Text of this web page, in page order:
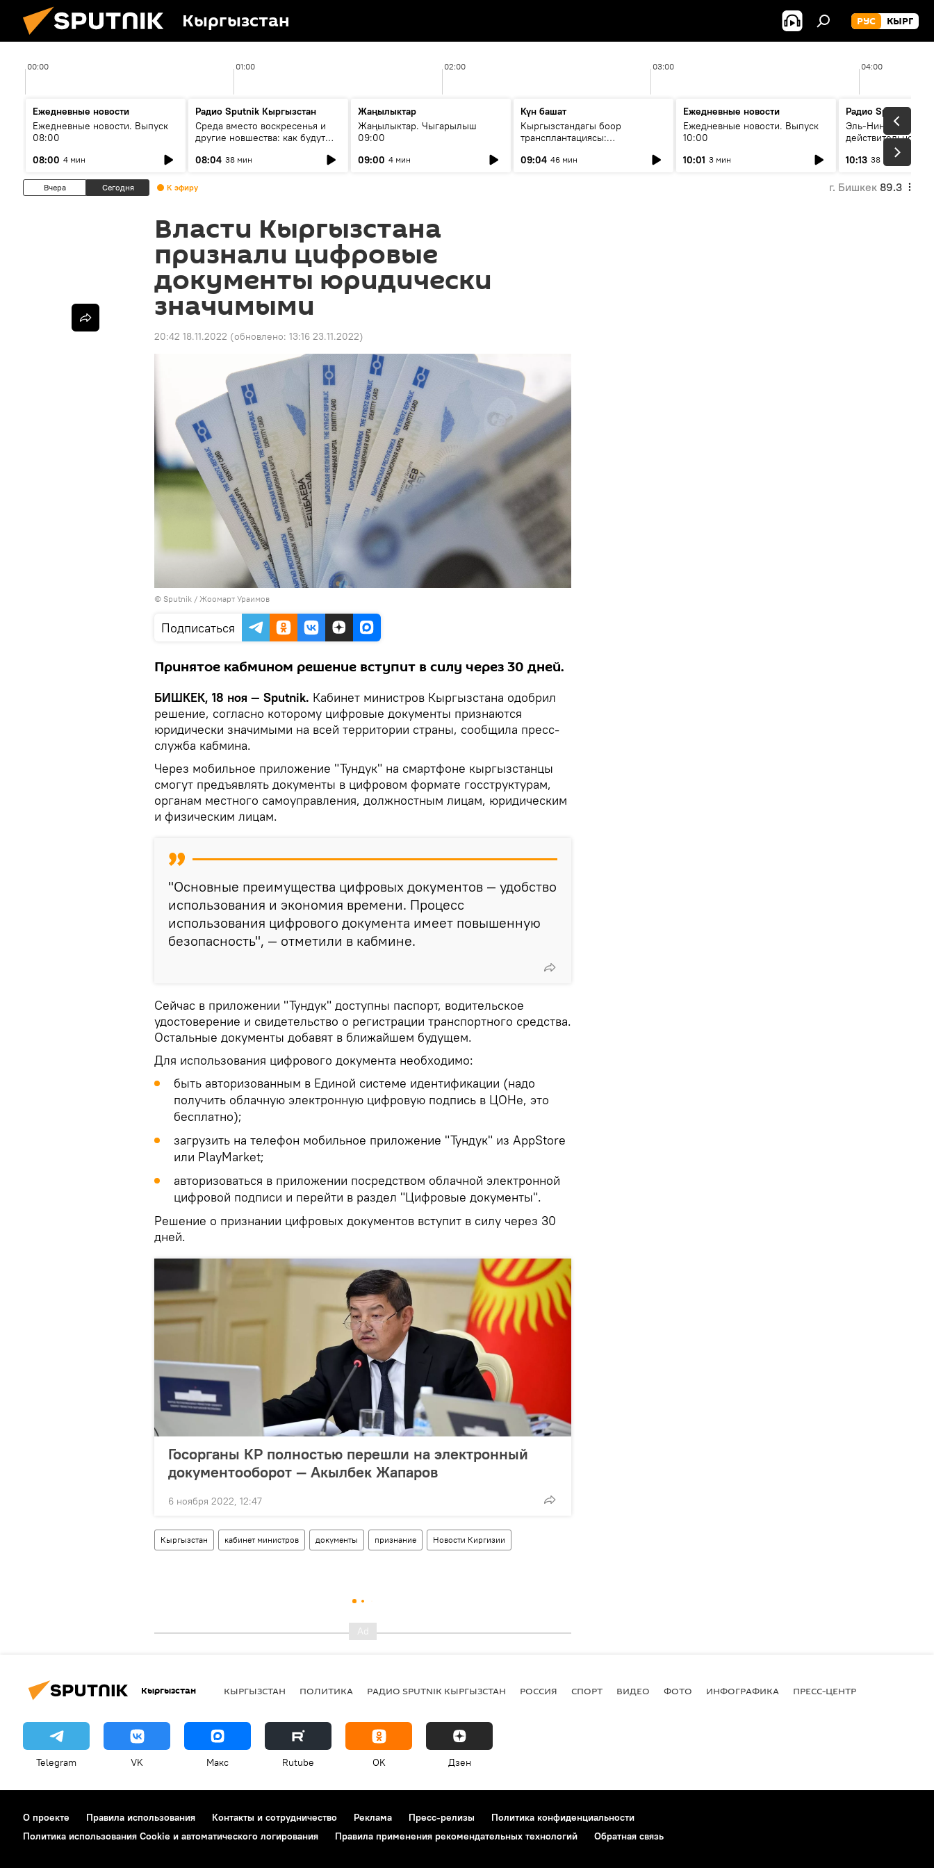
Кыргызстан РУС КЫРГ
00:00 01:00 02:00 03:00 04:00
Ежедневные новости
Ежедневные новости. Выпуск
08:00
08:00 4 мин
Радио Sputnik Кыргызстан
Среда вместо воскресенья и
другие новшества: как будут
08:04 38 мин
Жаңылыктар
Жаңылыктар. Чыгарылыш
09:00
09:00 4 мин
Күн башат
Кыргызстандагы боор
трансплантациясы:
келечеги
09:04 46 мин
Ежедневные новости
Ежедневные новости. Выпуск
10:00
10:01 3 мин
Радио Sputnik
Эль-Ниньо, жара и
действительно
погоду в
10:13 38 мин
Вчера Сегодня К эфиру г. Бишкек 89.3
Власти Кыргызстана
признали цифровые
документы юридически
значимыми
20:42 18.11.2022 (обновлено: 13:16 23.11.2022)
© Sputnik / Жоомарт Ураимов
Подписаться
Принятое кабмином решение вступит в силу через 30 дней.
БИШКЕК, 18 ноя — Sputnik. Кабинет министров Кыргызстана одобрил
решение, согласно которому цифровые документы признаются
юридически значимыми на всей территории страны, сообщила пресс-
служба кабмина.
Через мобильное приложение "Тундук" на смартфоне кыргызстанцы
смогут предъявлять документы в цифровом формате госструктурам,
органам местного самоуправления, должностным лицам, юридическим
и физическим лицам.
"Основные преимущества цифровых документов — удобство
использования и экономия времени. Процесс
использования цифрового документа имеет повышенную
безопасность", — отметили в кабмине.
Сейчас в приложении "Тундук" доступны паспорт, водительское
удостоверение и свидетельство о регистрации транспортного средства.
Остальные документы добавят в ближайшем будущем.
Для использования цифрового документа необходимо:
быть авторизованным в Единой системе идентификации (надо
получить облачную электронную цифровую подпись в ЦОНе, это
бесплатно);
загрузить на телефон мобильное приложение "Тундук" из AppStore
или PlayMarket;
авторизоваться в приложении посредством облачной электронной
цифровой подписи и перейти в раздел "Цифровые документы".
Решение о признании цифровых документов вступит в силу через 30
дней.
Госорганы КР полностью перешли на электронный
документооборот — Акылбек Жапаров
6 ноября 2022, 12:47
Кыргызстан кабинет министров документы признание Новости Киргизии
Кыргызстан КЫРГЫЗСТАН ПОЛИТИКА РАДИО SPUTNIK КЫРГЫЗСТАН РОССИЯ СПОРТ ВИДЕО ФОТО ИНФОГРАФИКА ПРЕСС-ЦЕНТР
Telegram VK Макс Rutube OK Дзен
О проекте Правила использования Контакты и сотрудничество Реклама Пресс-релизы
Политика конфиденциальности
Политика использования Cookie и автоматического логирования
Правила применения рекомендательных технологий Обратная связь